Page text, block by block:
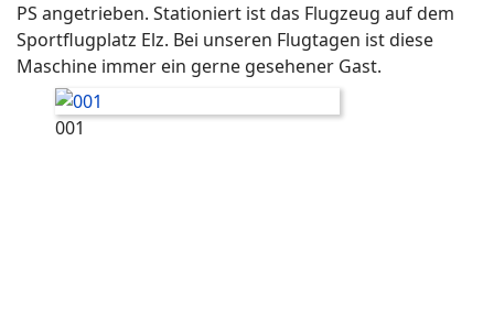
PS angetrieben. Stationiert ist das Flugzeug auf dem
Sportflugplatz Elz. Bei unseren Flugtagen ist diese
Maschine immer ein gerne gesehener Gast.
001